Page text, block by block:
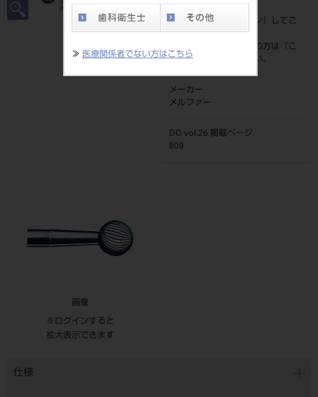
≫ 医療関係者でない方はこちら
価格の確認は『
ログイン
』してご
覧ください。
ネット会員登録がまだの方は『
こ
ちら』より登録ください。
メーカー
メルファー
DO vol.26 掲載ページ
809
画像
※ログインすると
拡大表示できます
仕様